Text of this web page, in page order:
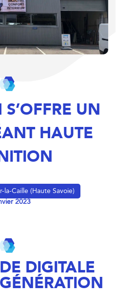
UN
HAUTE
la-Caille (Haute Savoie)
2023
DIGITALE